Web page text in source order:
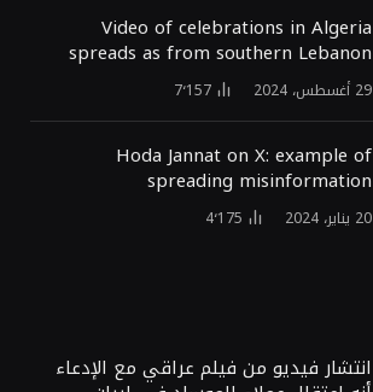
Video of celebrations in Algeria
spreads as from southern Lebanon
29 أغسطس، 2024 7٬157
Hoda Jannat on X: example of
spreading misinformation
20 يناير، 2024 4٬175
انتشار فيديو من فيلم عراقي مع الإدعاء